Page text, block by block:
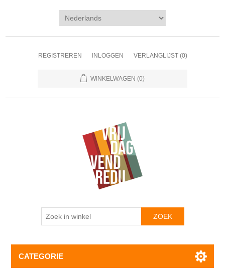
REGISTREREN INLOGGEN VERLANGLIJST (0)
WINKELWAGEN (0)
CATEGORIE